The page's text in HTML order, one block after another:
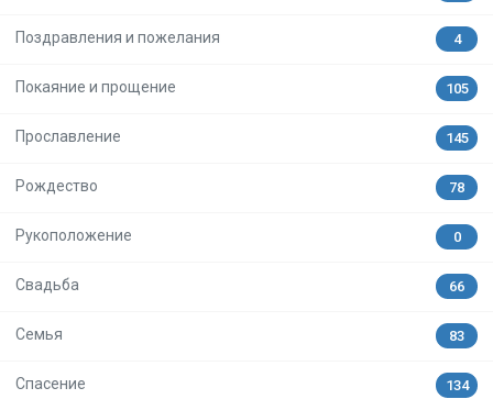
Поздравления и пожелания 4
Покаяние и прощение 105
Прославление 145
Рождество 78
Рукоположение 0
Свадьба 66
Семья 83
Спасение 134